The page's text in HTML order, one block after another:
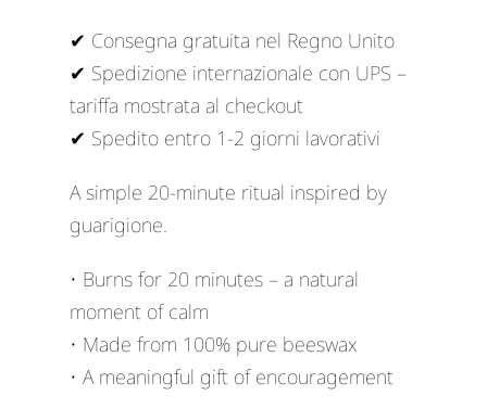
✔ Consegna gratuita nel Regno Unito
✔ Spedizione internazionale con UPS –
tariffa mostrata al checkout
✔ Spedito entro 1-2 giorni lavorativi
A simple 20-minute ritual inspired by
guarigione.
• Burns for 20 minutes – a natural
moment of calm
• Made from 100% pure beeswax
• A meaningful gift of encouragement